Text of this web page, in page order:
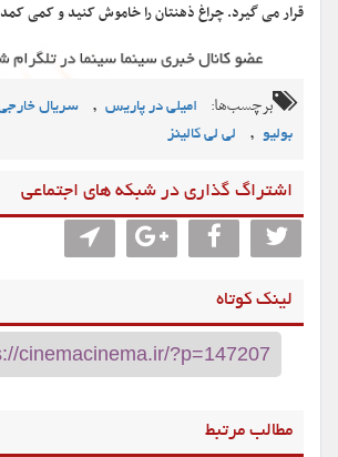
قرار می گیرد. چراغ ذهنتان را خاموش کنید و کمی
برچسب‌ها: امیلی در پاریس , سریال
بولیو , لي لي کالینز
اشتراگ گذاری در شبکه های اجتماعی
لینک کوتاه
مطالب مرتبط